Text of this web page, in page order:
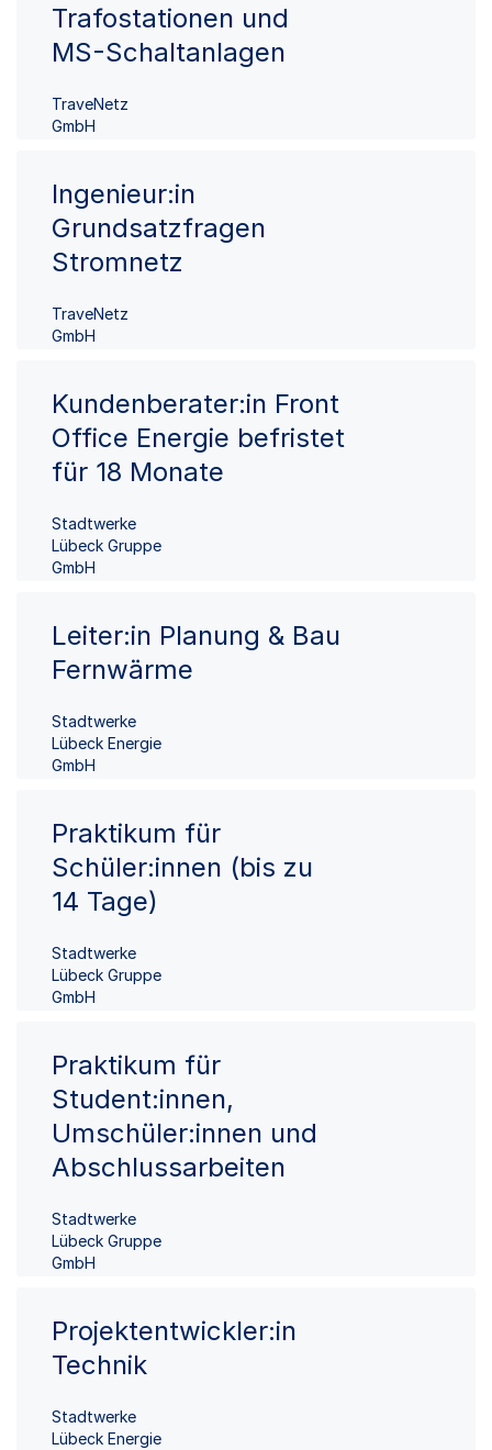
Trafostationen und
MS-Schaltanlagen
TraveNetz
GmbH
Ingenieur:in
Grundsatzfragen
Stromnetz
TraveNetz
GmbH
Kundenberater:in Front
Office Energie befristet
für 18 Monate
Stadtwerke
Lübeck Gruppe
GmbH
Leiter:in Planung & Bau
Fernwärme
Stadtwerke
Lübeck Energie
GmbH
Praktikum für
Schüler:innen (bis zu
14 Tage)
Stadtwerke
Lübeck Gruppe
GmbH
Praktikum für
Student:innen,
Umschüler:innen und
Abschlussarbeiten
Stadtwerke
Lübeck Gruppe
GmbH
Projektentwickler:in
Technik
Stadtwerke
Lübeck Energie